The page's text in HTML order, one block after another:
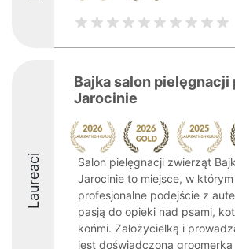
Laureaci
Bajka salon pielęgnacji
Jarocinie
Salon pielęgnacji zwierząt
Jarocinie to miejsce, w którym
profesjonalne podejście z
pasją do opieki nad psami,
końmi. Założycielką i
jest doświadczona groomerka